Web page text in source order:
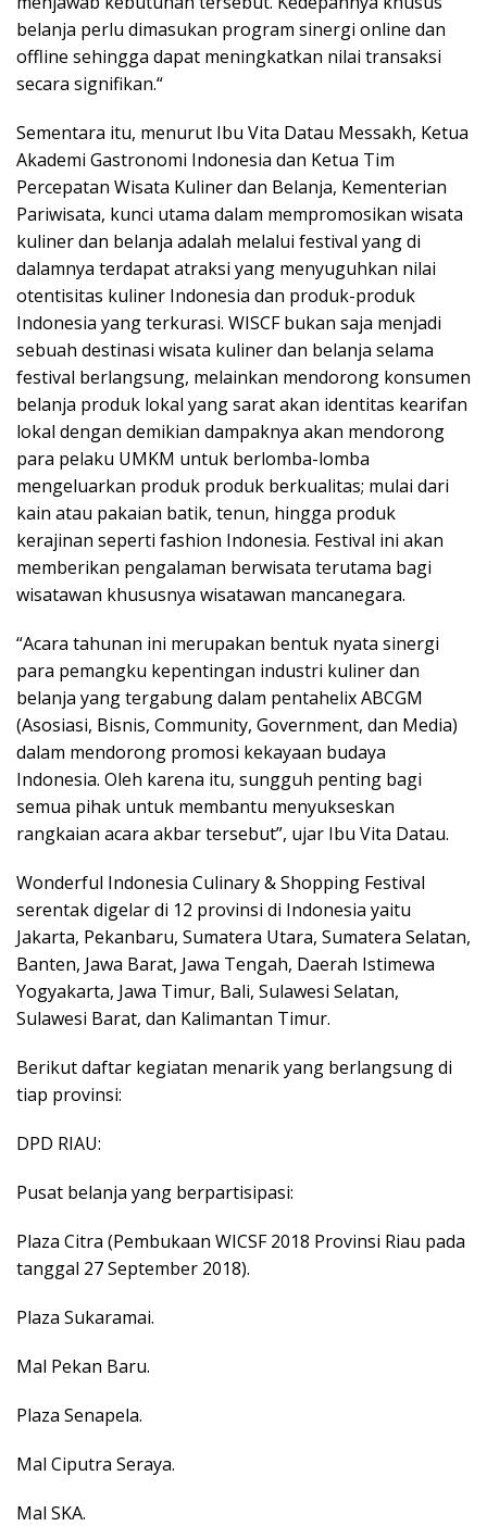
belanja perlu dimasukan program sinergi online dan
offline sehingga dapat meningkatkan nilai transaksi
secara signifikan.“
Sementara itu, menurut Ibu Vita Datau Messakh, Ketua
Akademi Gastronomi Indonesia dan Ketua Tim
Percepatan Wisata Kuliner dan Belanja, Kementerian
Pariwisata, kunci utama dalam mempromosikan wisata
kuliner dan belanja adalah melalui festival yang di
dalamnya terdapat atraksi yang menyuguhkan nilai
otentisitas kuliner Indonesia dan produk-produk
Indonesia yang terkurasi. WISCF bukan saja menjadi
sebuah destinasi wisata kuliner dan belanja selama
festival berlangsung, melainkan mendorong konsumen
belanja produk lokal yang sarat akan identitas kearifan
lokal dengan demikian dampaknya akan mendorong
para pelaku UMKM untuk berlomba-lomba
mengeluarkan produk produk berkualitas; mulai dari
kain atau pakaian batik, tenun, hingga produk
kerajinan seperti fashion Indonesia. Festival ini akan
memberikan pengalaman berwisata terutama bagi
wisatawan khususnya wisatawan mancanegara.
“Acara tahunan ini merupakan bentuk nyata sinergi
para pemangku kepentingan industri kuliner dan
belanja yang tergabung dalam pentahelix ABCGM
(Asosiasi, Bisnis, Community, Government, dan Media)
dalam mendorong promosi kekayaan budaya
Indonesia. Oleh karena itu, sungguh penting bagi
semua pihak untuk membantu menyukseskan
rangkaian acara akbar tersebut”, ujar Ibu Vita Datau.
Wonderful Indonesia Culinary & Shopping Festival
serentak digelar di 12 provinsi di Indonesia yaitu
Jakarta, Pekanbaru, Sumatera Utara, Sumatera Selatan,
Banten, Jawa Barat, Jawa Tengah, Daerah Istimewa
Yogyakarta, Jawa Timur, Bali, Sulawesi Selatan,
Sulawesi Barat, dan Kalimantan Timur.
Berikut daftar kegiatan menarik yang berlangsung di
tiap provinsi:
DPD RIAU:
Pusat belanja yang berpartisipasi:
Plaza Citra (Pembukaan WICSF 2018 Provinsi Riau pada
tanggal 27 September 2018).
Plaza Sukaramai.
Mal Pekan Baru.
Plaza Senapela.
Mal Ciputra Seraya.
Mal SKA.